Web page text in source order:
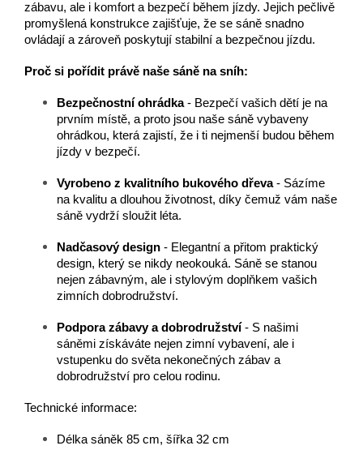
zábavu, ale i komfort a bezpečí během jízdy. Jejich pečlivě
promyšlená konstrukce zajišťuje, že se sáně snadno
ovládají a zároveň poskytují stabilní a bezpečnou jízdu.
Proč si pořídit právě naše sáně na sníh:
Bezpečnostní ohrádka- Bezpečí vašich dětí je na
prvním místě, a proto jsou naše sáně vybaveny
ohrádkou, která zajistí, že i ti nejmenší budou během
jízdy v bezpečí.
Vyrobeno z kvalitního bukového dřeva- Sázíme
na kvalitu a dlouhou životnost, díky čemuž vám naše
sáně vydrží sloužit léta.
Nadčasový design - Elegantní a přitom praktický
design, který se nikdy neokouká. Sáně se stanou
nejen zábavným, ale i stylovým doplňkem vašich
zimních dobrodružství.
Podpora zábavy a dobrodružství - S našimi
sáněmi získáváte nejen zimní vybavení, ale i
vstupenku do světa nekonečných zábav a
dobrodružství pro celou rodinu.
Technické informace:
Délka sáněk 85 cm, šířka 32 cm